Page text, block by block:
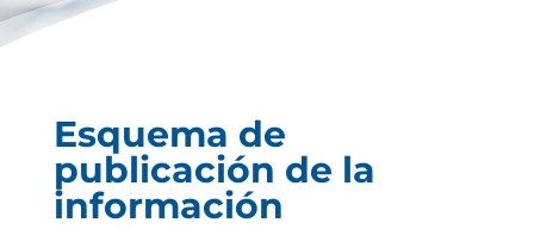
Esquema de
publicación de la
información